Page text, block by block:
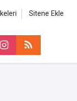
Sitene Ekle